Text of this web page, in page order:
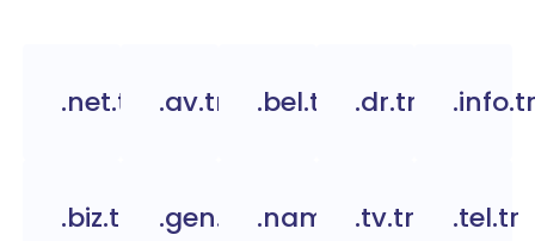
.net.tr .av.tr .bel.tr .dr.tr .info.tr
.biz.tr .gen.tr .name.tr.tv.tr .tel.tr